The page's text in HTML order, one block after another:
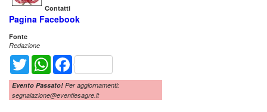
Contatti
Pagina Facebook
Fonte
Redazione
Twitter WhatsAppFacebook
Evento Passato! Per aggiornamenti:
segnalazione@eventiesagre.it